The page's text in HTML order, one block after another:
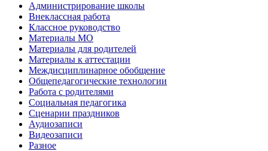
Администрирование школы
Внеклассная работа
Классное руководство
Материалы МО
Материалы для родителей
Материалы к аттестации
Междисциплинарное обобщение
Общепедагогические технологии
Работа с родителями
Социальная педагогика
Сценарии праздников
Аудиозаписи
Видеозаписи
Разное